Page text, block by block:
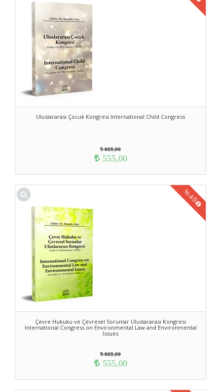
Uluslararası Çocuk Kongresi International Child Congress
925,00
555,00
Çevre Hukuku ve Çevresel Sorunlar Uluslararası Kongresi
International Congress on Environmental Law and Environmental
Issues
%40
925,00
555,00